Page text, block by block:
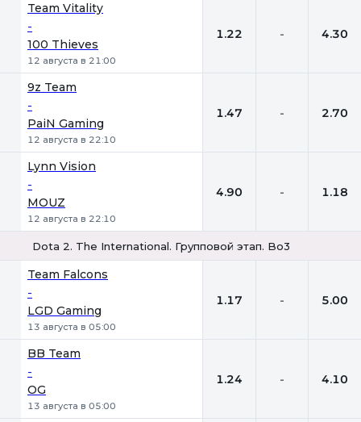
Team Vitality
-
100 Thieves
12 августа в 21:00
1.22 - 4.30
9z Team
-
PaiN Gaming
12 августа в 22:10
1.47 - 2.70
Lynn Vision
-
MOUZ
12 августа в 22:10
4.90 - 1.18
Dota 2. The International. Групповой этап. Bo3
Team Falcons
-
LGD Gaming
13 августа в 05:00
1.17 - 5.00
BB Team
-
OG
13 августа в 05:00
1.24 - 4.10